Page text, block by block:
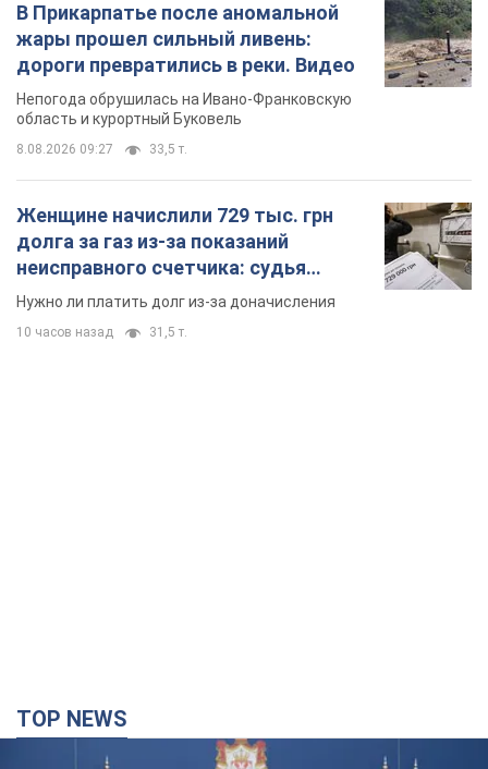
В Прикарпатье после аномальной
жары прошел сильный ливень:
дороги превратились в реки. Видео
Непогода обрушилась на Ивано-Франковскую
область и курортный Буковель
8.08.2026 09:27 33,5 т.
Женщине начислили 729 тыс. грн
долга за газ из-за показаний
неисправного счетчика: судья
вынес неожиданное решение
Нужно ли платить долг из-за доначисления
10 часов назад 31,5 т.
TOP NEWS